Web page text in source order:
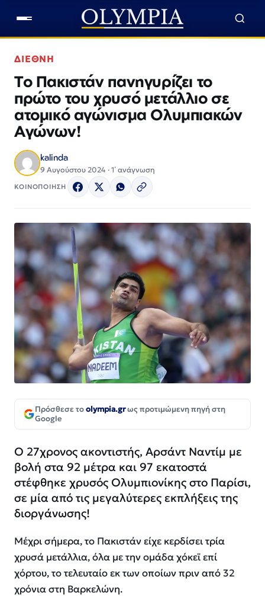
ΔΙΕΘΝΗ
Το Πακιστάν πανηγυρίζει το
πρώτο του χρυσό μετάλλιο σε
ατομικό αγώνισμα Ολυμπιακών
Αγώνων!
kalinda
9 Αυγούστου 2024 · 1΄ ανάγνωση
ΚΟΙΝΟΠΟΙΗΣΗ
Πρόσθεσε τοolympia.grως προτιμώμενη πηγή στη
Google
Ο 27χρονος ακοντιστής, Αρσάντ Ναντίμ με
βολή στα 92 μέτρα και 97 εκατοστά
στέφθηκε χρυσός Ολυμπιονίκης στο Παρίσι,
σε μία από τις μεγαλύτερες εκπλήξεις της
διοργάνωσης!
Μέχρι σήμερα, το Πακιστάν είχε κερδίσει τρία
χρυσά μετάλλια, όλα με την ομάδα χόκεϊ επί
χόρτου, το τελευταίο εκ των οποίων πριν από 32
χρόνια στη Βαρκελώνη.